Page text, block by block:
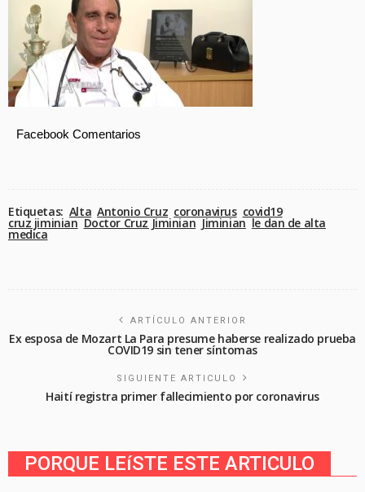
Facebook Comentarios
Etiquetas: Alta Antonio Cruz coronavirus covid19
cruz jiminian Doctor Cruz Jiminian Jiminian le dan de alta
medica
ARTÍCULO ANTERIOR
Ex esposa de Mozart La Para presume haberse realizado prueba
COVID19 sin tener síntomas
SIGUIENTE ARTICULO
Haití registra primer fallecimiento por coronavirus
PORQUE LEíSTE ESTE ARTICULO